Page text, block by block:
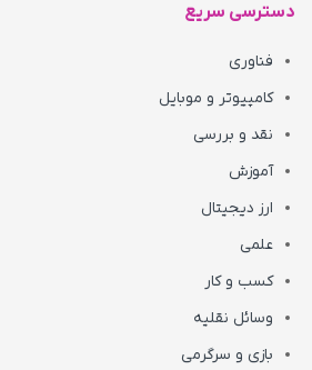
دسترسی سریع
فناوری
کامپیوتر و موبایل
نقد و بررسی
آموزش
ارز دیجیتال
علمی
کسب و کار
وسائل نقلیه
بازی و سرگرمی